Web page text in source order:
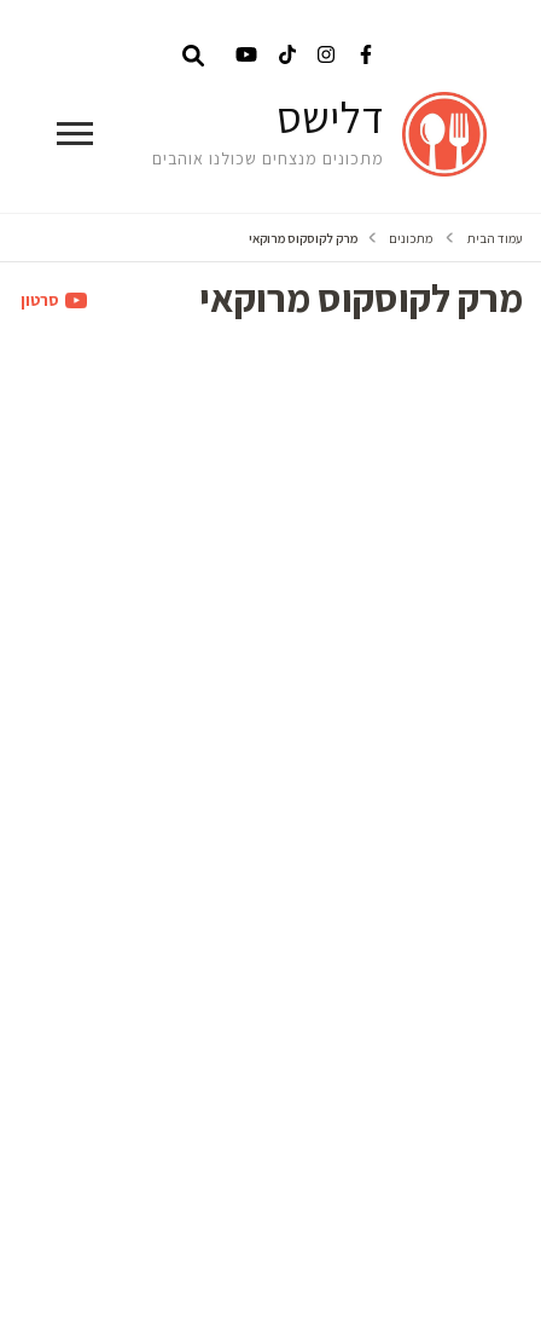
דלישס
מתכונים מנצחים שכולנו אוהבים
עמוד הבית מתכונים מרק לקוסקוס מרוקאי
מרק לקוסקוס מרוקאי סרטון